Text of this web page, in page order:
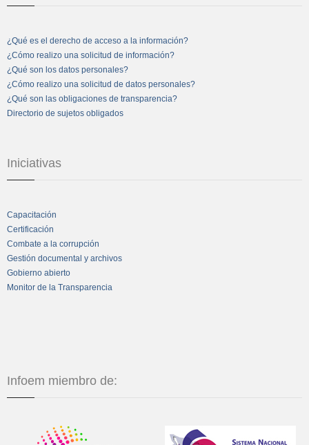
¿Qué es el derecho de acceso a la información?
¿Cómo realizo una solicitud de información?
¿Qué son los datos personales?
¿Cómo realizo una solicitud de datos personales?
¿Qué son las obligaciones de transparencia?
Directorio de sujetos obligados
Iniciativas
Capacitación
Certificación
Combate a la corrupción
Gestión documental y archivos
Gobierno abierto
Monitor de la Transparencia
Infoem miembro de: